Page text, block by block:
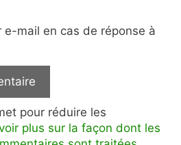
e-mail en cas de réponse à
pour réduire les
plus sur la façon dont les